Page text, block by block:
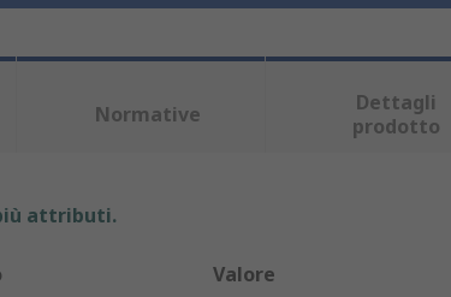
Normative
Dettagli
prodotto
attributi.
Valore